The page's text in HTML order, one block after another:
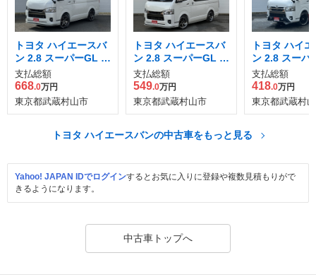
トヨタ ハイエースバ
ン 2.8 スーパーGL ダ
ークプライム S ロン
グボディ ディーゼル
ターボ 4WD
支払総額
668.0万円
東京都武蔵村山市
トヨタ ハイエースバ
ン 2.8 スーパーGL ダ
ークプライムII ロン
グボディ ディーゼル
ターボ
支払総額
549.0万円
東京都武蔵村山市
トヨタ ハイ
ン 2.8 スーパ
ークプライム
グボディ デ
ターボ
支払総額
418.0万円
東京都武蔵村
トヨタ ハイエースバンの中古車をもっと見る
Yahoo! JAPAN IDでログインするとお気に入りに登録や複数見積もりがで
きるようになります。
中古車トップへ